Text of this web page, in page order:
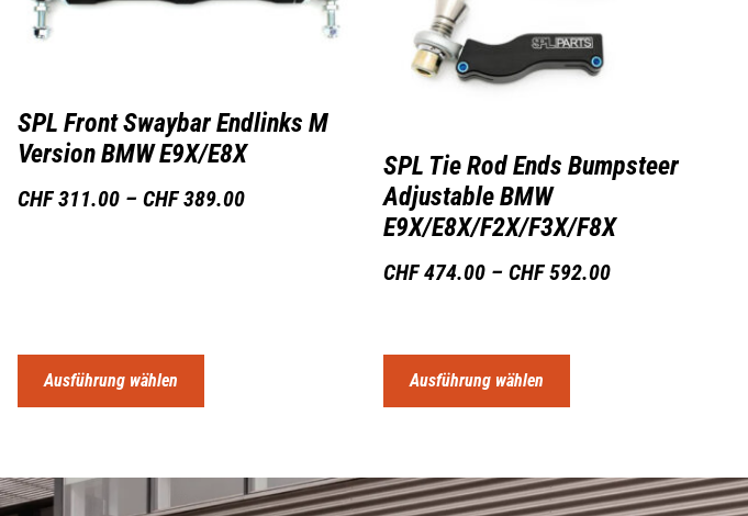
SPL Front Swaybar Endlinks M
Version BMW E9X/E8X
CHF311.00 – CHF389.00
Ausführung wählen
SPL Tie Rod Ends Bumpsteer
Adjustable BMW
E9X/E8X/F2X/F3X/F8X
CHF474.00 – CHF592.00
Ausführung wählen